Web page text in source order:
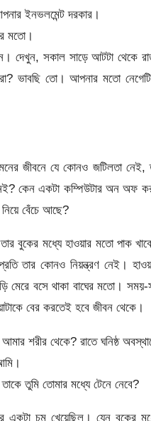
ইনভলমেন্ট দরকার।
মতো।
সকাল সাড়ে আটটা থেকে
ভাবছি তো। আপনার মতো
জীবনে যে কোনও জটিলতা
কেন একটা কম্পিউটার অন অফ
বেঁচে আছে?
বুকের মধ্যে হাওয়ার মতো পাক
তার কোনও নিয়ন্ত্রণ নেই।
মেরে বসে থাকা বাঘের মতো।
বের করতেই হবে জীবন থেকে।
আমার শরীর থেকে? রাতে ঘনিষ্ঠ
তুমি তোমার মধ্যে টেনে নেবে?
একটা চুমু খেয়েছিল। যেন বুকের